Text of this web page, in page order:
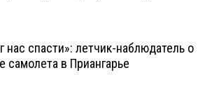
нас спасти»: летчик-наблюдатель о
самолета в Приангарье